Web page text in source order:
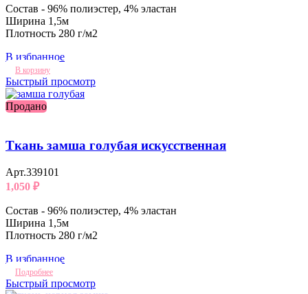
Состав - 96% полиэстер, 4% эластан
Ширина 1,5м
Плотность 280 г/м2
В избранное
В корзину
Быстрый просмотр
Продано
Ткань замша голубая искусственная
Арт.339101
1,050 ₽
Состав - 96% полиэстер, 4% эластан
Ширина 1,5м
Плотность 280 г/м2
В избранное
Подробнее
Быстрый просмотр